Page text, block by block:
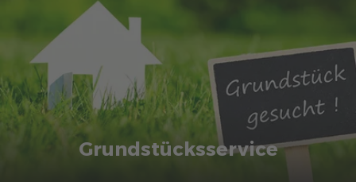
Grundstücksservice